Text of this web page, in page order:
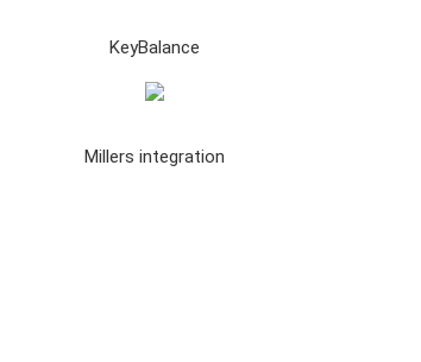
KeyBalance
Millers integration